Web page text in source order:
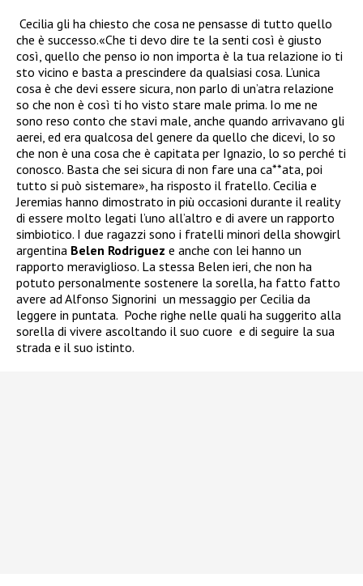
Cecilia gli ha chiesto che cosa ne pensasse di tutto quello
che è successo.«Che ti devo dire te la senti così è giusto
così, quello che penso io non importa è la tua relazione io ti
sto vicino e basta a prescindere da qualsiasi cosa. L’unica
cosa è che devi essere sicura, non parlo di un’atra relazione
so che non è così ti ho visto stare male prima. Io me ne
sono reso conto che stavi male, anche quando arrivavano gli
aerei, ed era qualcosa del genere da quello che dicevi, lo so
che non è una cosa che è capitata per Ignazio, lo so perché ti
conosco. Basta che sei sicura di non fare una ca**ata, poi
tutto si può sistemare», ha risposto il fratello. Cecilia e
Jeremias hanno dimostrato in più occasioni durante il reality
di essere molto legati l’uno all’altro e di avere un rapporto
simbiotico. I due ragazzi sono i fratelli minori della showgirl
argentina Belen Rodriguez e anche con lei hanno un
rapporto meraviglioso. La stessa Belen ieri, che non ha
potuto personalmente sostenere la sorella, ha fatto fatto
avere ad Alfonso Signorini un messaggio per Cecilia da
leggere in puntata. Poche righe nelle quali ha suggerito alla
sorella di vivere ascoltando il suo cuore e di seguire la sua
strada e il suo istinto.